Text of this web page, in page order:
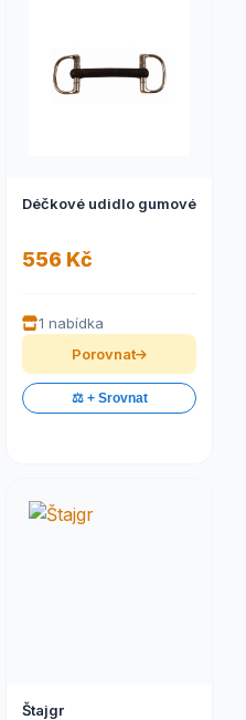
Déčkové udidlo gumové
556 Kč
1 nabídka
Porovnat
⚖️ + Srovnat
Štajgr